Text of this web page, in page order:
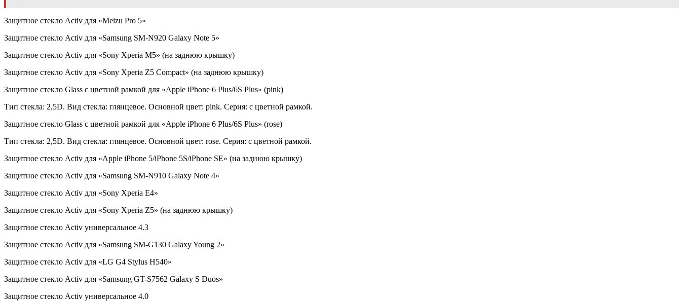
Защитное стекло Activ для «Meizu Pro 5»
Защитное стекло Activ для «Samsung SM-N920 Galaxy Note 5»
Защитное стекло Activ для «Sony Xperia M5» (на заднюю крышку)
Защитное стекло Activ для «Sony Xperia Z5 Compact» (на заднюю крышку)
Защитное стекло Glass с цветной рамкой для «Apple iPhone 6 Plus/6S Plus» (pink)
Тип стекла: 2,5D. Вид стекла: глянцевое. Основной цвет: pink. Серия: с цветной рамкой.
Защитное стекло Glass с цветной рамкой для «Apple iPhone 6 Plus/6S Plus» (rose)
Тип стекла: 2,5D. Вид стекла: глянцевое. Основной цвет: rose. Серия: с цветной рамкой.
Защитное стекло Activ для «Apple iPhone 5/iPhone 5S/iPhone SE» (на заднюю крышку)
Защитное стекло Activ для «Samsung SM-N910 Galaxy Note 4»
Защитное стекло Activ для «Sony Xperia E4»
Защитное стекло Activ для «Sony Xperia Z5» (на заднюю крышку)
Защитное стекло Activ универсальное 4.3
Защитное стекло Activ для «Samsung SM-G130 Galaxy Young 2»
Защитное стекло Activ для «LG G4 Stylus H540»
Защитное стекло Activ для «Samsung GT-S7562 Galaxy S Duos»
Защитное стекло Activ универсальное 4.0